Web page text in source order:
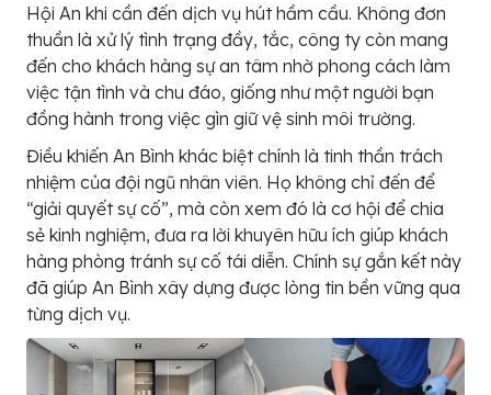
Hội An khi cần đến dịch vụ hút hầm cầu. Không đơn
thuần là xử lý tình trạng đầy, tắc, công ty còn mang
đến cho khách hàng sự an tâm nhờ phong cách làm
việc tận tình và chu đáo, giống như một người bạn
đồng hành trong việc gìn giữ vệ sinh môi trường.
Điều khiến An Bình khác biệt chính là tinh thần trách
nhiệm của đội ngũ nhân viên. Họ không chỉ đến để
“giải quyết sự cố”, mà còn xem đó là cơ hội để chia
sẻ kinh nghiệm, đưa ra lời khuyên hữu ích giúp khách
hàng phòng tránh sự cố tái diễn. Chính sự gắn kết này
đã giúp An Bình xây dựng được lòng tin bền vững qua
từng dịch vụ.